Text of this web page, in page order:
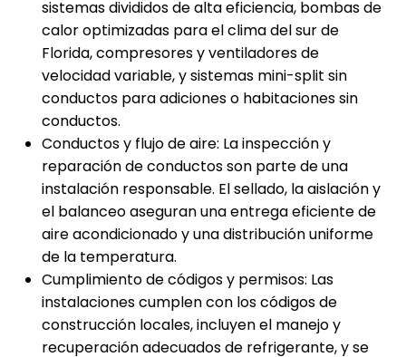
sistemas divididos de alta eficiencia, bombas de
calor optimizadas para el clima del sur de
Florida, compresores y ventiladores de
velocidad variable, y sistemas mini-split sin
conductos para adiciones o habitaciones sin
conductos.
Conductos y flujo de aire: La inspección y
reparación de conductos son parte de una
instalación responsable. El sellado, la aislación y
el balanceo aseguran una entrega eficiente de
aire acondicionado y una distribución uniforme
de la temperatura.
Cumplimiento de códigos y permisos: Las
instalaciones cumplen con los códigos de
construcción locales, incluyen el manejo y
recuperación adecuados de refrigerante, y se